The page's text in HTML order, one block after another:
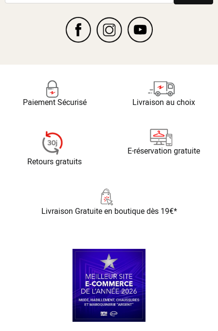
Paiement Sécurisé Livraison au choix
Retours gratuits
E-réservation gratuite
Livraison Gratuiteen boutique dès 19€*